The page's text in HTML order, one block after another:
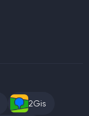
2Gis